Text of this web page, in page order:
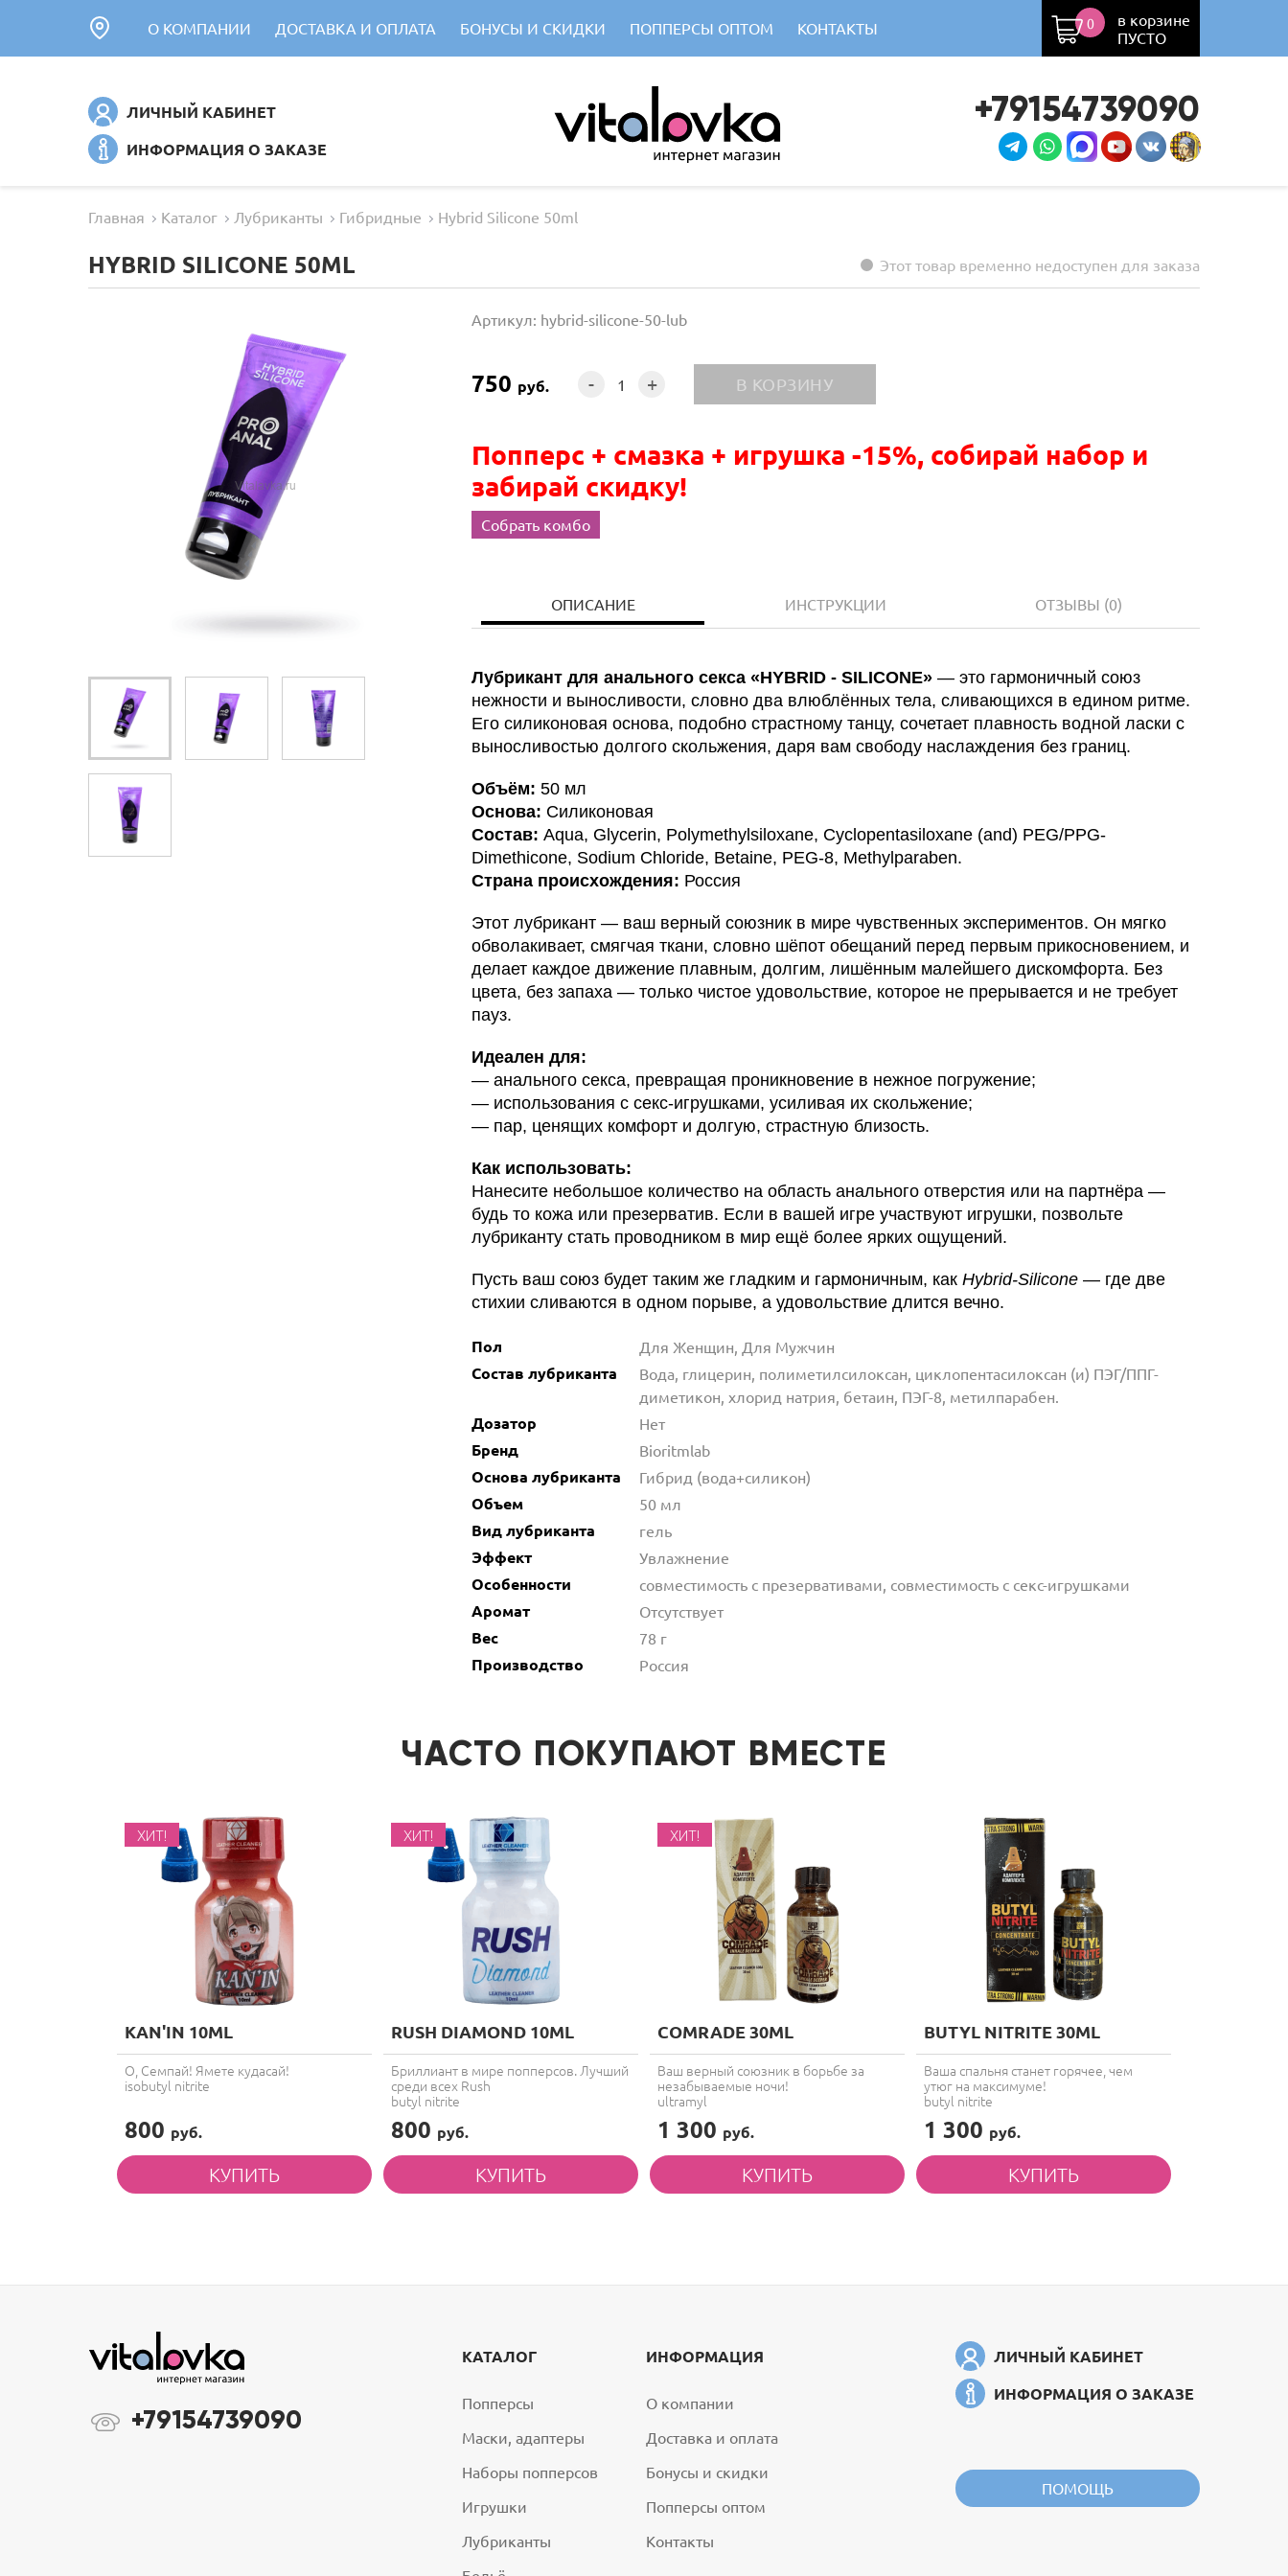
О КОМПАНИИ ДОСТАВКА И ОПЛАТА БОНУСЫ И СКИДКИ ПОППЕРСЫ ОПТОМ КОНТАКТЫ
в корзине
ПУСТО
0
ЛИЧНЫЙ КАБИНЕТ
ИНФОРМАЦИЯ О ЗАКАЗЕ
+79154739090
Главная Каталог Лубриканты Гибридные Hybrid Silicone 50ml
HYBRID SILICONE 50ML Этот товар временно недоступен для заказа
Артикул: hybrid-silicone-50-lub
750 руб. - +
Попперс + смазка + игрушка -15%, собирай набор и
забирай скидку!
Собрать комбо
ОПИСАНИЕ ИНСТРУКЦИИ ОТЗЫВЫ (0)
Лубрикант для анального секса «HYBRID - SILICONE» — это гармоничный союз
нежности и выносливости, словно два влюблённых тела, сливающихся в едином ритме.
Его силиконовая основа, подобно страстному танцу, сочетает плавность водной ласки с
выносливостью долгого скольжения, даря вам свободу наслаждения без границ.
Объём: 50 мл
Основа: Силиконовая
Состав: Aqua, Glycerin, Polymethylsiloxane, Cyclopentasiloxane (and) PEG/PPG-
Dimethicone, Sodium Chloride, Betaine, PEG-8, Methylparaben.
Страна происхождения: Россия
Этот лубрикант — ваш верный союзник в мире чувственных экспериментов. Он мягко
обволакивает, смягчая ткани, словно шёпот обещаний перед первым прикосновением, и
делает каждое движение плавным, долгим, лишённым малейшего дискомфорта. Без
цвета, без запаха — только чистое удовольствие, которое не прерывается и не требует
пауз.
Идеален для:
— анального секса, превращая проникновение в нежное погружение;
— использования с секс-игрушками, усиливая их скольжение;
— пар, ценящих комфорт и долгую, страстную близость.
Как использовать:
Нанесите небольшое количество на область анального отверстия или на партнёра —
будь то кожа или презерватив. Если в вашей игре участвуют игрушки, позвольте
лубриканту стать проводником в мир ещё более ярких ощущений.
Пусть ваш союз будет таким же гладким и гармоничным, как Hybrid-Silicone — где две
стихии сливаются в одном порыве, а удовольствие длится вечно.
Пол Для Женщин, Для Мужчин
Состав лубриканта
Вода, глицерин, полиметилсилоксан, циклопентасилоксан (и) ПЭГ/ППГ-
диметикон, хлорид натрия, бетаин, ПЭГ-8, метилпарабен.
Дозатор Нет
Бренд Bioritmlab
Основа лубриканта Гибрид (вода+силикон)
Объем 50 мл
Вид лубриканта гель
Эффект Увлажнение
Особенности совместимость с презервативами, совместимость с секс-игрушками
Аромат Отсутствует
Вес 78 г
Производство Россия
ЧАСТО ПОКУПАЮТ ВМЕСТЕ
ХИТ!
KAN'IN 10ML
О, Семпай! Ямете кудасай!
isobutyl nitrite
800 руб.
ХИТ!
RUSH DIAMOND 10ML
Бриллиант в мире попперсов. Лучший
среди всех Rush
butyl nitrite
800 руб.
ХИТ!
COMRADE 30ML
Ваш верный союзник в борьбе за
незабываемые ночи!
ultramyl
1 300 руб.
BUTYL NITRITE 30ML
Ваша спальня станет горячее, чем
утюг на максимуме!
butyl nitrite
1 300 руб.
+79154739090
КАТАЛОГ
Попперсы
Маски, адаптеры
Наборы попперсов
Игрушки
Лубриканты
ИНФОРМАЦИЯ
О компании
Доставка и оплата
Бонусы и скидки
Попперсы оптом
Контакты
ЛИЧНЫЙ КАБИНЕТ
ИНФОРМАЦИЯ О ЗАКАЗЕ
ПОМОЩЬ